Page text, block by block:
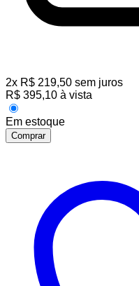
2x R$ 219,50 sem juros
R$ 395,10 à vista
Em estoque
Comprar